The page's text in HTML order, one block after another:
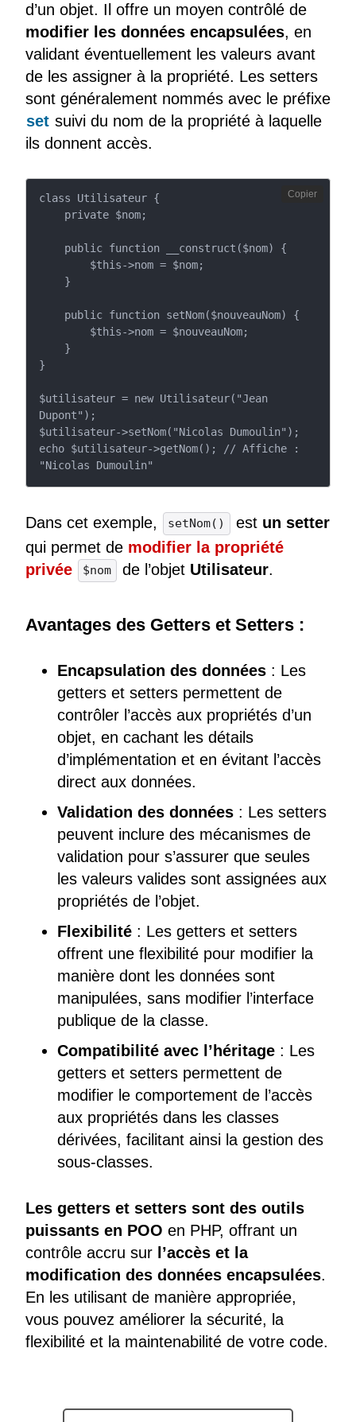
d’un objet. Il offre un moyen contrôlé de
modifier les données encapsulées, en
validant éventuellement les valeurs avant
de les assigner à la propriété. Les setters
sont généralement nommés avec le préfixe
set suivi du nom de la propriété à laquelle
ils donnent accès.
class Utilisateur {
}
$utilisateur = new Utilisateur("Jean
Dupont");
$utilisateur->setNom("Nicolas Dumoulin");
echo $utilisateur->getNom(); // Affiche :
"Nicolas Dumoulin"
Copier
Dans cet exemple, setNom() est un setter
qui permet de modifier la propriété
privée
$nom de l’objet Utilisateur.
Avantages des Getters et Setters :
Encapsulation des données : Les
getters et setters permettent de
contrôler l’accès aux propriétés d’un
objet, en cachant les détails
d’implémentation et en évitant l’accès
direct aux données.
Validation des données : Les setters
peuvent inclure des mécanismes de
validation pour s’assurer que seules
les valeurs valides sont assignées aux
propriétés de l’objet.
Flexibilité : Les getters et setters
offrent une flexibilité pour modifier la
manière dont les données sont
manipulées, sans modifier l’interface
publique de la classe.
Compatibilité avec l’héritage : Les
getters et setters permettent de
modifier le comportement de l’accès
aux propriétés dans les classes
dérivées, facilitant ainsi la gestion des
sous-classes.
Les getters et setters sont des outils
puissants en POO en PHP, offrant un
contrôle accru sur l’accès et la
modification des données encapsulées.
En les utilisant de manière appropriée,
vous pouvez améliorer la sécurité, la
flexibilité et la maintenabilité de votre code.